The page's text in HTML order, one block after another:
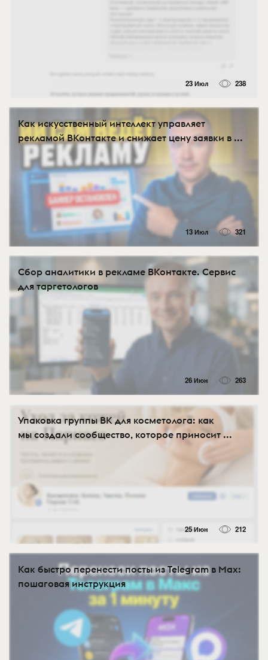
23 Июл 238
Как искусственный интеллект управляет
рекламой ВКонтакте и снижает цену заявки в ...
13 Июл 321
Сбор аналитики в рекламе ВКонтакте. Сервис
для таргетологов
26 Июн 263
Упаковка группы ВК для косметолога: как
мы создали сообщество, которое приносит ...
25 Июн 212
Как быстро перенести посты из Telegram в Max:
пошаговая инструкция